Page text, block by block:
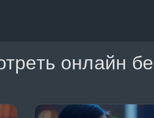
онлайн